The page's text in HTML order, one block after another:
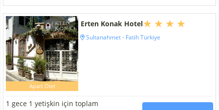
Apart Otel
Erten Konak Hotel
Sultanahmet - Fatih Türkiye
1 gece 1 yetişkin için toplam